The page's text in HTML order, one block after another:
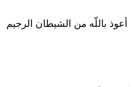
أعوذ باللّه من الشيطان الرجيم